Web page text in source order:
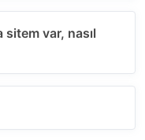
var, nasıl